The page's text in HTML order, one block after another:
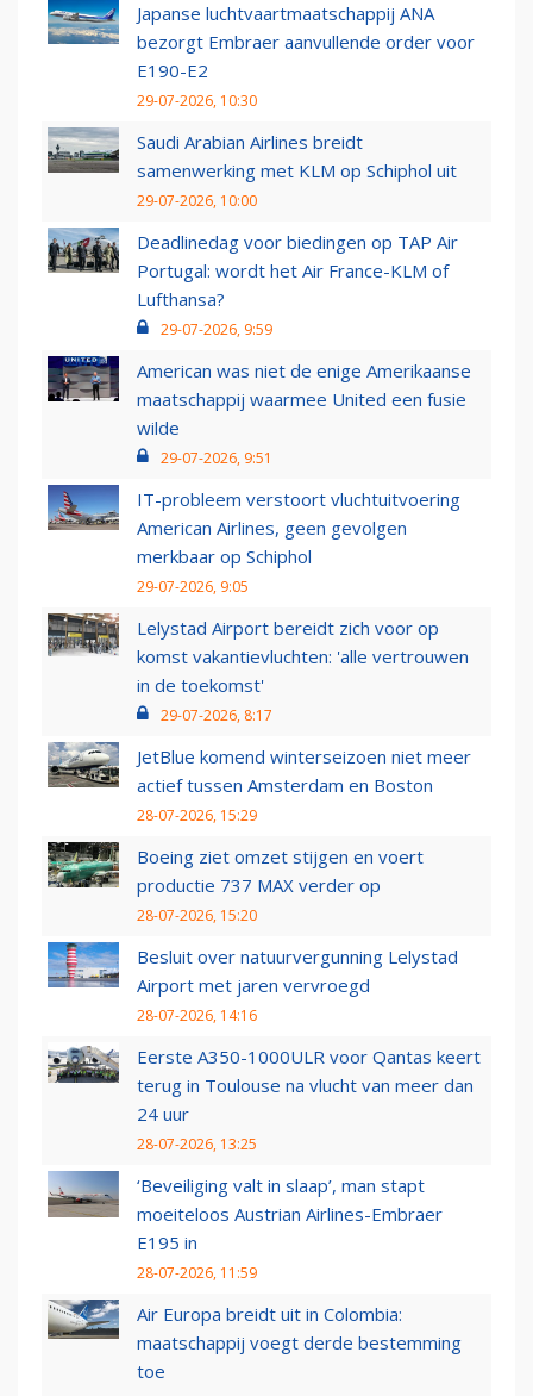
Japanse luchtvaartmaatschappij ANA
bezorgt Embraer aanvullende order voor
E190-E2
29-07-2026, 10:30
Saudi Arabian Airlines breidt
samenwerking met KLM op Schiphol uit
29-07-2026, 10:00
Deadlinedag voor biedingen op TAP Air
Portugal: wordt het Air France-KLM of
Lufthansa?
29-07-2026, 9:59
American was niet de enige Amerikaanse
maatschappij waarmee United een fusie
wilde
29-07-2026, 9:51
IT-probleem verstoort vluchtuitvoering
American Airlines, geen gevolgen
merkbaar op Schiphol
29-07-2026, 9:05
Lelystad Airport bereidt zich voor op
komst vakantievluchten: 'alle vertrouwen
in de toekomst'
29-07-2026, 8:17
JetBlue komend winterseizoen niet meer
actief tussen Amsterdam en Boston
28-07-2026, 15:29
Boeing ziet omzet stijgen en voert
productie 737 MAX verder op
28-07-2026, 15:20
Besluit over natuurvergunning Lelystad
Airport met jaren vervroegd
28-07-2026, 14:16
Eerste A350-1000ULR voor Qantas keert
terug in Toulouse na vlucht van meer dan
24 uur
28-07-2026, 13:25
‘Beveiliging valt in slaap’, man stapt
moeiteloos Austrian Airlines-Embraer
E195 in
28-07-2026, 11:59
Air Europa breidt uit in Colombia:
maatschappij voegt derde bestemming
toe